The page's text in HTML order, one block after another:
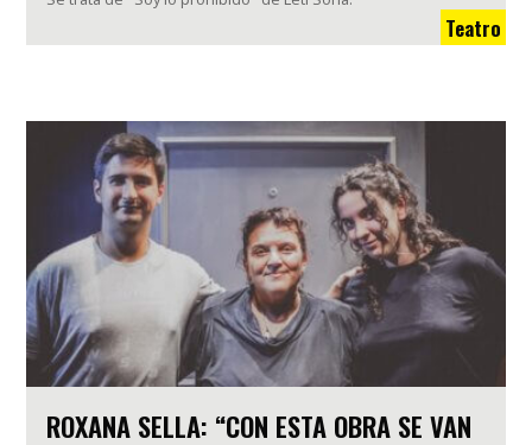
Teatro
ROXANA SELLA: “CON ESTA OBRA SE VAN